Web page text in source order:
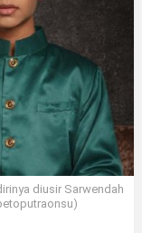
diusir Sarwendah